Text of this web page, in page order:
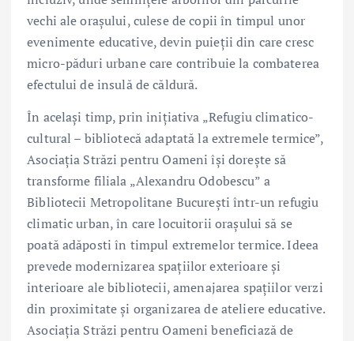
vechi ale orașului, culese de copii în timpul unor
evenimente educative, devin puieții din care cresc
micro-păduri urbane care contribuie la combaterea
efectului de insulă de căldură.
În același timp, prin inițiativa „Refugiu climatico-
cultural – bibliotecă adaptată la extremele termice”,
Asociația Străzi pentru Oameni își dorește să
transforme filiala „Alexandru Odobescu” a
Bibliotecii Metropolitane București într-un refugiu
climatic urban, în care locuitorii orașului să se
poată adăposti în timpul extremelor termice. Ideea
prevede modernizarea spațiilor exterioare și
interioare ale bibliotecii, amenajarea spațiilor verzi
din proximitate și organizarea de ateliere educative.
Asociația Străzi pentru Oameni beneficiază de